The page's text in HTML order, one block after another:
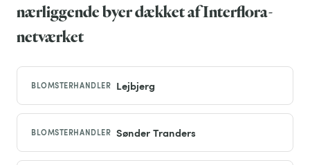
nærliggende byer dækket af Interflora-
netværket
BLOMSTERHANDLER Lejbjerg
BLOMSTERHANDLER Sønder Tranders